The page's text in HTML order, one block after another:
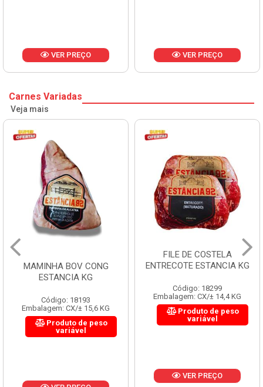
VER PREÇO VER PREÇO
Carnes Variadas
Veja mais
MAMINHA BOV CONG
ESTANCIA KG
Código: 18193
Embalagem: CX/± 15,6 KG
Produto de peso
variável
FILE DE COSTELA
ENTRECOTE ESTANCIA KG
Código: 18299
Embalagem: CX/± 14,4 KG
Produto de peso
variável
VER PREÇO